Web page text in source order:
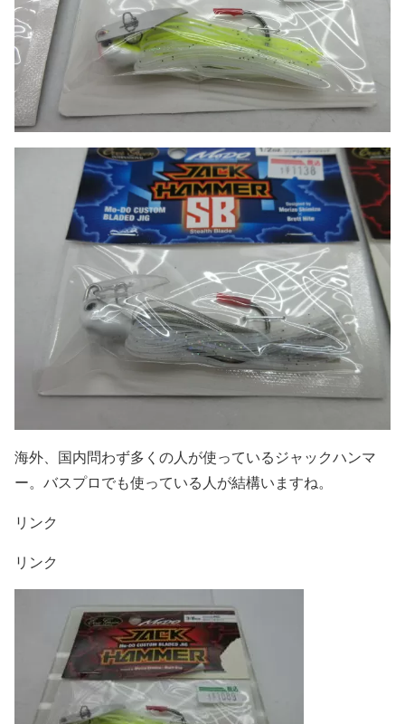
海外、国内問わず多くの人が使っているジャックハンマ
ー。バスプロでも使っている人が結構いますね。
リンク
リンク